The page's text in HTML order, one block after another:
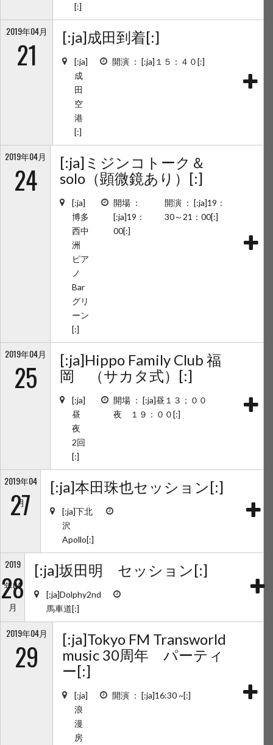
[:]
2019年04月
21 [:ja]成田到着[:]
[:ja]
成
田
空
港
[:]
開演 ： [:ja]１５：４０[:]
2019年04月
24
[:ja]ミジンコトーク＆
solo（顕微鏡あり）[:]
[:ja]
博多
西中
洲
ピア
ノ
Bar
グリ
ーン
[:]
開場 ：
[:ja]19：
00[:]
開演 ： [:ja]19：
30～21：00[:]
2019年04月
25
[:ja]Hippo Family Club 福
岡 （サカタ式）[:]
[:ja]
昼
夜
2回
[:]
開場 ： [:ja]昼１３；００
夜 １９：００[:]
2019年04
月
27 [:ja]本田珠也セッション[:]
[:ja]下北
沢
Apollo[:]
2019
年04
月
28 [:ja]坂田明 セッション[:]
[:ja]Dolphy2nd
馬車道[:]
2019年04月
29
[:ja]Tokyo FM Transworld
music 30周年 パーティ
ー[:]
[:ja]
浪
漫
房
開演 ： [:ja]16:30 ~[:]